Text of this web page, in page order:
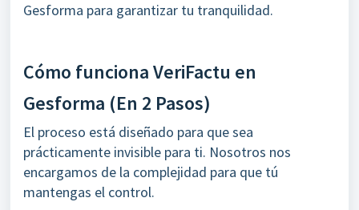
Gesforma para garantizar tu tranquilidad.
Cómo funciona VeriFactu en
Gesforma (En 2 Pasos)
El proceso está diseñado para que sea
prácticamente invisible para ti. Nosotros nos
encargamos de la complejidad para que tú
mantengas el control.